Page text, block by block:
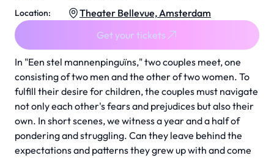
In "Een stel mannenpinguïns," two couples meet, one
consisting of two men and the other of two women. To
fulfill their desire for children, the couples must navigate
not only each other's fears and prejudices but also their
own. In short scenes, we witness a year and a half of
pondering and struggling. Can they leave behind the
expectations and patterns they grew up with and come
Location:
Theater Bellevue, Amsterdam
Get your tickets